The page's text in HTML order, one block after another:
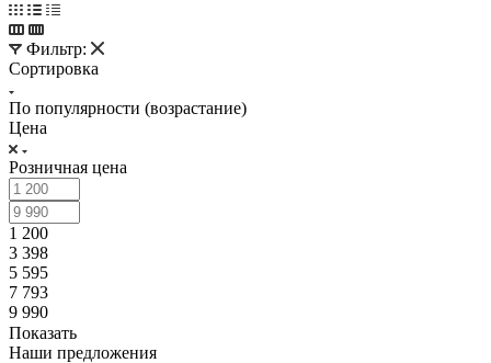
Фильтр:
Сортировка
По популярности (возрастание)
Цена
Розничная цена
1 200
3 398
5 595
7 793
9 990
Показать
Наши предложения